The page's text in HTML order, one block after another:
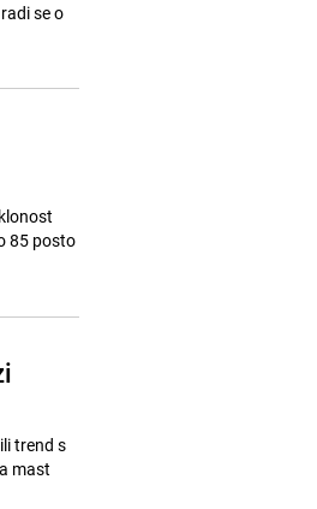
se o
85 posto
trend s
mast